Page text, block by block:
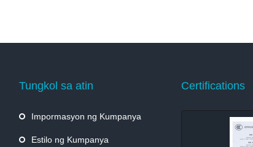
Tungkol sa atin
Impormasyon ng Kumpanya
Estilo ng Kumpanya
Certifications